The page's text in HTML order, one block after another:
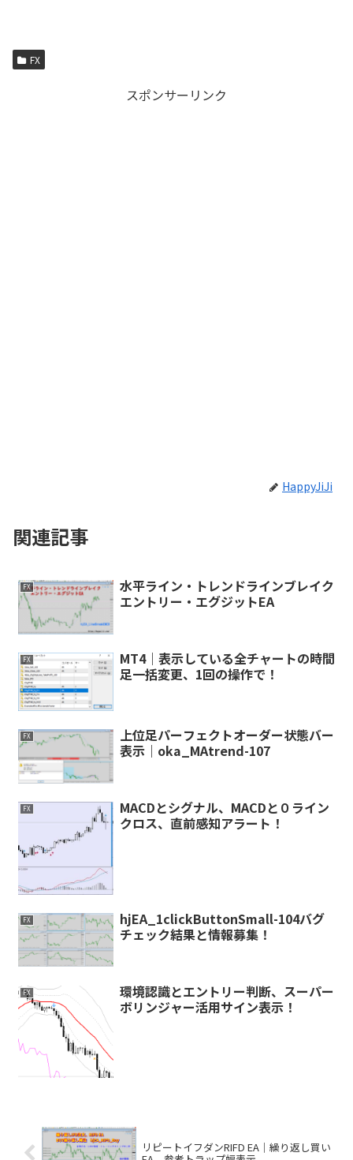
FX
スポンサーリンク
HappyJiJi
関連記事
FX
水平ライン・トレンドラインブレイク
エントリー・エグジットEA
FX
MT4｜表示している全チャートの時間
足一括変更、1回の操作で！
FX
上位足パーフェクトオーダー状態バー
表示｜oka_MAtrend-107
FX
MACDとシグナル、MACDと０ライン
クロス、直前感知アラート！
FX
hjEA_1clickButtonSmall-104バグ
チェック結果と情報募集！
FX
環境認識とエントリー判断、スーパー
ボリンジャー活用サイン表示！
リピートイフダンRIFD EA｜繰り返し買い